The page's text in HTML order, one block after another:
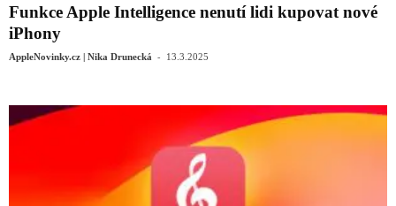
Funkce Apple Intelligence nenutí lidi kupovat nové
iPhony
AppleNovinky.cz | Nika Drunecká - 13.3.2025